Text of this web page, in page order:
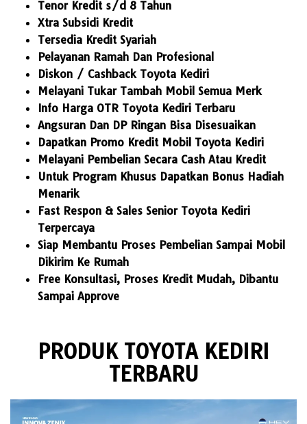
Tenor Kredit s/d 8 Tahun
Xtra Subsidi Kredit
Tersedia Kredit Syariah
Pelayanan Ramah Dan Profesional
Diskon / Cashback Toyota Kediri
Melayani Tukar Tambah Mobil Semua Merk
Info Harga OTR Toyota Kediri Terbaru
Angsuran Dan DP Ringan Bisa Disesuaikan
Dapatkan Promo Kredit Mobil Toyota Kediri
Melayani Pembelian Secara Cash Atau Kredit
Untuk Program Khusus Dapatkan Bonus Hadiah
Menarik
Fast Respon & Sales Senior Toyota Kediri
Terpercaya
Siap Membantu Proses Pembelian Sampai Mobil
Dikirim Ke Rumah
Free Konsultasi, Proses Kredit Mudah, Dibantu
Sampai Approve
PRODUK TOYOTA KEDIRI
TERBARU